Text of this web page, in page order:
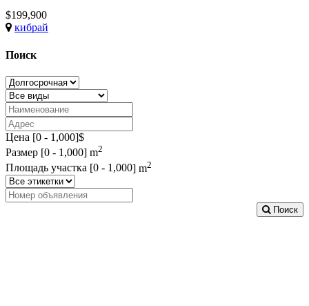
$199,900
кибрай
Поиск
Цена [0 - 1,000]$
Размер [0 - 1,000] m2
Площадь участка [0 - 1,000] m2
Поиск